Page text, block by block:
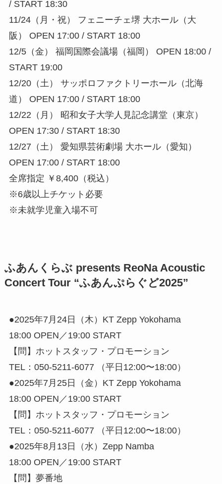
/ START 18:30
11/24（月・祝） フェニーチェ堺 大ホール（大
阪） OPEN 17:00 / START 18:00
12/5（金） 福岡国際会議場（福岡） OPEN 18:00 /
START 19:00
12/20（土） サッポロファクトリーホール（北海
道） OPEN 17:00 / START 18:00
12/22（月） 昭和女子大学人見記念講堂（東京）
OPEN 17:30 / START 18:30
12/27（土） 愛知県芸術劇場 大ホール（愛知）
OPEN 17:00 / START 18:00
全席指定 ￥8,400（税込）
※6歳以上チケット必要
※未就学児童入場不可
ふあんくらぶ presents ReoNa Acoustic
Concert Tour “ふあんぷらぐど2025”
●2025年7月24日（木）KT Zepp Yokohama
18:00 OPEN／19:00 START
【問】ホットスタッフ・プロモーション
TEL：050-5211-6077 （平日12:00〜18:00）
●2025年7月25日（金）KT Zepp Yokohama
18:00 OPEN／19:00 START
【問】ホットスタッフ・プロモーション
TEL：050-5211-6077 （平日12:00〜18:00）
●2025年8月13日（水）Zepp Namba
18:00 OPEN／19:00 START
【問】夢番地